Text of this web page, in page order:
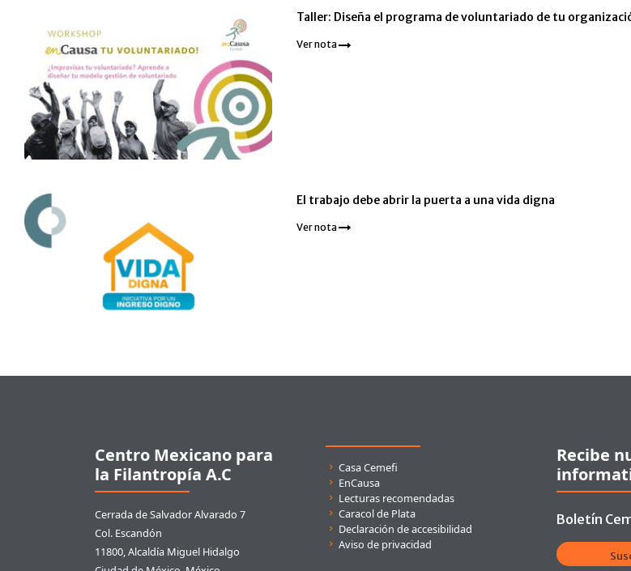
Taller: Diseña el programa de voluntariado de tu
Ver nota
El trabajo debe abrir la puerta a una vida digna
Ver nota
Centro Mexicano para
la Filantropía A.C
Cerrada de Salvador Alvarado 7
Col. Escandón
11800, Alcaldía Miguel Hidalgo
Enlaces rápidos
Casa Cemefi
EnCausa
Lecturas recomendadas
Caracol de Plata
Declaración de accesibilidad
Aviso de privacidad
Recibe
Boletín